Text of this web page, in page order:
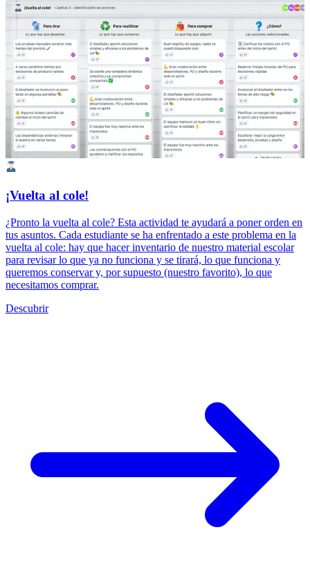
¡Vuelta al cole!
¿Pronto la vuelta al cole? Esta actividad te ayudará a poner orden en
tus asuntos. Cada estudiante se ha enfrentado a este problema en la
vuelta al cole: hay que hacer inventario de nuestro material escolar
para revisar lo que ya no funciona y se tirará, lo que funciona y
queremos conservar y, por supuesto (nuestro favorito), lo que
necesitamos comprar.
Descubrir